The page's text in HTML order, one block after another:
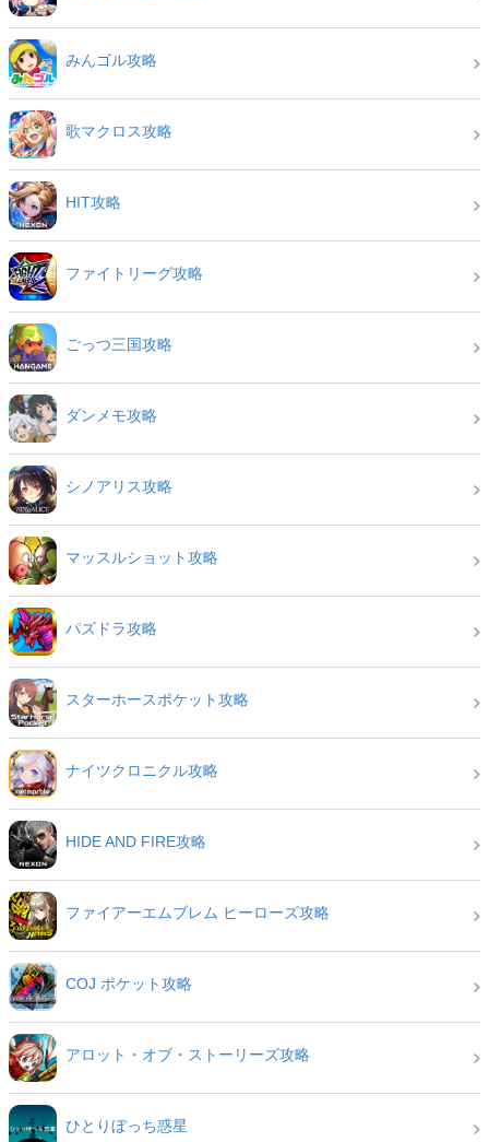
みんゴル攻略
歌マクロス攻略
HIT攻略
ファイトリーグ攻略
ごっつ三国攻略
ダンメモ攻略
シノアリス攻略
マッスルショット攻略
パズドラ攻略
スターホースポケット攻略
ナイツクロニクル攻略
HIDE AND FIRE攻略
ファイアーエムブレム ヒーローズ攻略
COJ ポケット攻略
アロット・オブ・ストーリーズ攻略
ひとりぼっち惑星